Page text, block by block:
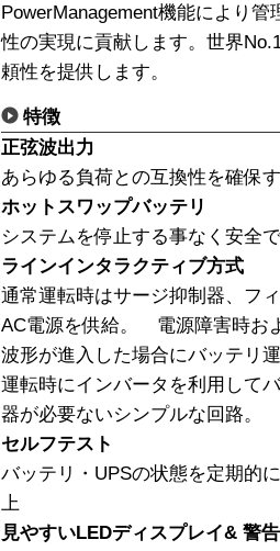
PowerManagement機能により
性の実現に貢献します。世界
頼性を提供します。
特徴
正弦波出力
あらゆる負荷との互換性を確保
ホットスワップバッテリ
システムを停止する事なく安全
ラインインタラクティブ方式
通常運転時はサージ抑制器、フ
AC電源を供給。 電源障害時お
波形が進入した場合にバッテリ
運転時にインバータを利用して
器が必要ないシンプルな回路。
セルフテスト
バッテリ・UPSの状態を定期的
上
見やすいLEDディスプレイ& 警